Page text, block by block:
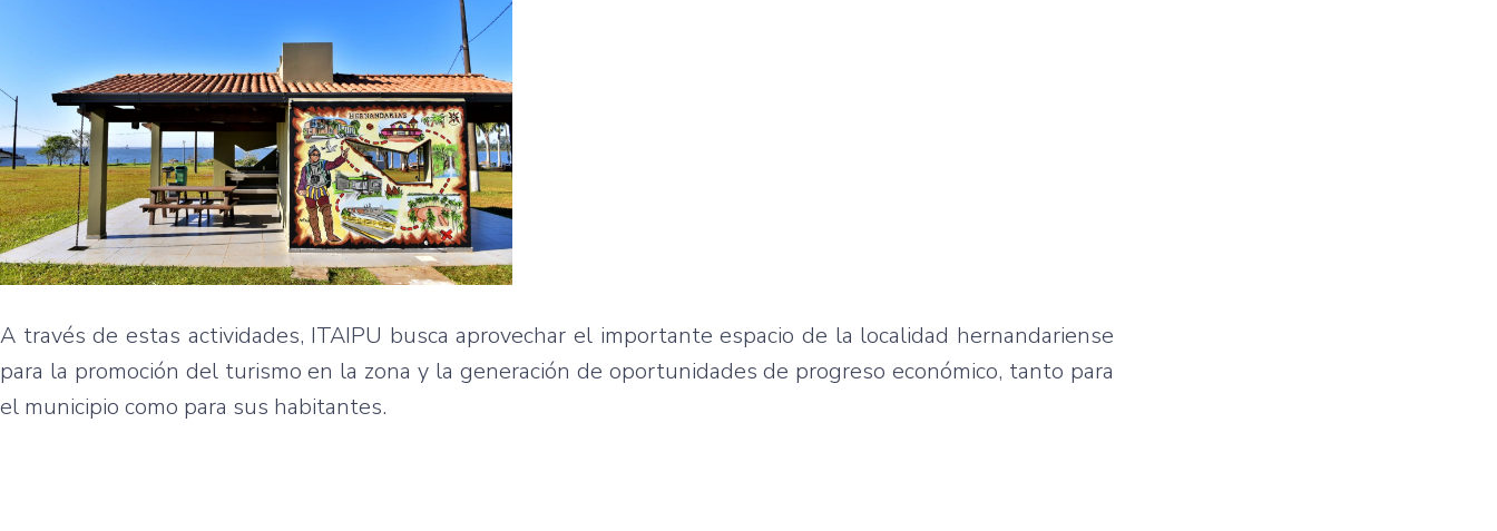
A través de estas actividades, ITAIPU busca aprovechar el importante espacio de la localidad hernandariense
para la promoción del turismo en la zona y la generación de oportunidades de progreso económico, tanto para
el municipio como para sus habitantes.